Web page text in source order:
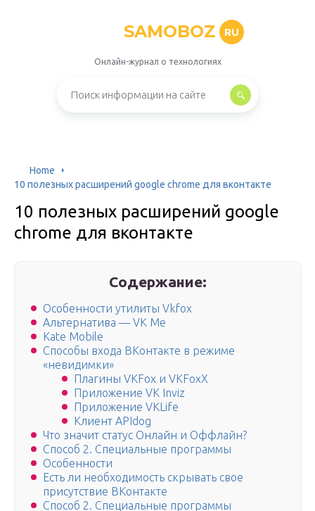
SAMOBOZ RU
Онлайн-журнал о технологиях
Home
10 полезных расширений google chrome для вконтакте
10 полезных расширений google
chrome для вконтакте
Содержание:
Особенности утилиты Vkfox
Альтернатива — VK Me
Kate Mobile
Способы входа ВКонтакте в режиме
«невидимки»
Плагины VKFox и VKFoxX
Приложение VK Inviz
Приложение VKLife
Клиент APIdog
Что значит статус Онлайн и Оффлайн?
Способ 2. Специальные программы
Особенности
Есть ли необходимость скрывать свое
присутствие ВКонтакте
Способ 2. Специальные программы